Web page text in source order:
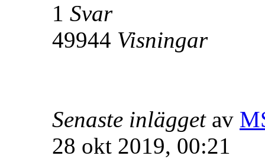
1 Svar
49944 Visningar
Senaste inlägget av
28 okt 2019, 00:21